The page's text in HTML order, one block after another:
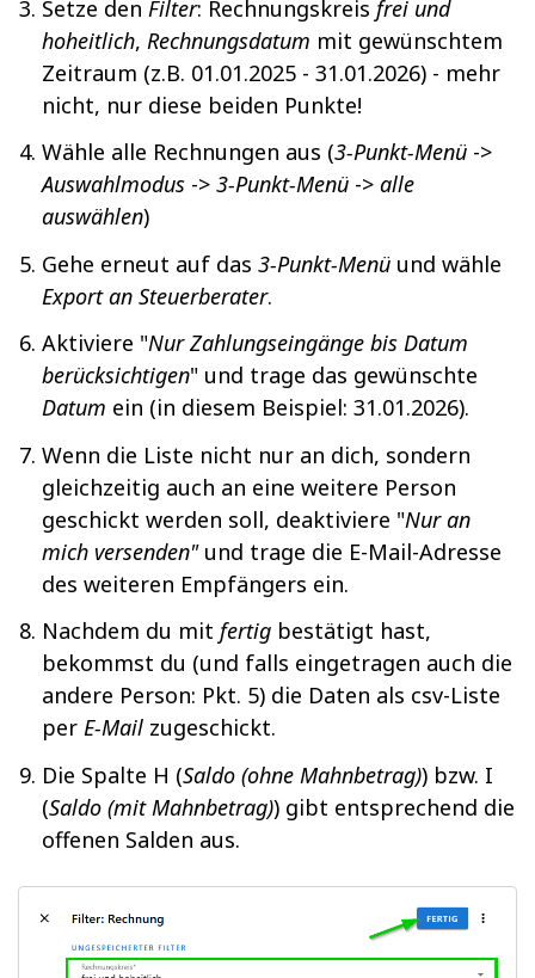
Setze den Filter: Rechnungskreis frei und
hoheitlich, Rechnungsdatum mit gewünschtem
Zeitraum (z.B. 01.01.2025 - 31.01.2026) - mehr
nicht, nur diese beiden Punkte!
Wähle alle Rechnungen aus (3-Punkt-Menü ->
Auswahlmodus -> 3-Punkt-Menü -> alle
auswählen)
Gehe erneut auf das 3-Punkt-Menü und wähle
Export an Steuerberater.
Aktiviere "Nur Zahlungseingänge bis Datum
berücksichtigen" und trage das gewünschte
Datum ein (in diesem Beispiel: 31.01.2026).
Wenn die Liste nicht nur an dich, sondern
gleichzeitig auch an eine weitere Person
geschickt werden soll, deaktiviere "Nur an
mich versenden"und trage die E-Mail-Adresse
des weiteren Empfängers ein.
Nachdem du mit fertig bestätigt hast,
bekommst du (und falls eingetragen auch die
andere Person: Pkt. 5) die Daten als csv-Liste
per E-Mail zugeschickt.
Die Spalte H (Saldo (ohne Mahnbetrag)) bzw. I
(Saldo (mit Mahnbetrag)) gibt entsprechend die
offenen Salden aus.